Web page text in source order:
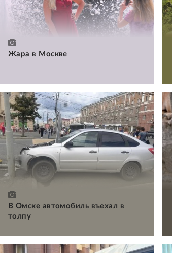
Жара в Москве
В Омске автомобиль въехал в
толпу